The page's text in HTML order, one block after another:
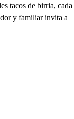
tacos de birria, cada
y familiar invita a